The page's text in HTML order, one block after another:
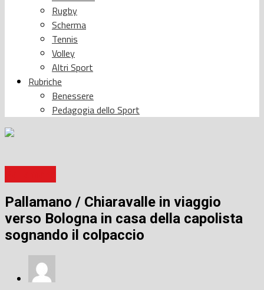
Rugby
Scherma
Tennis
Volley
Altri Sport
Rubriche
Benessere
Pedagogia dello Sport
Pallamano / Chiaravalle in viaggio
verso Bologna in casa della capolista
sognando il colpaccio